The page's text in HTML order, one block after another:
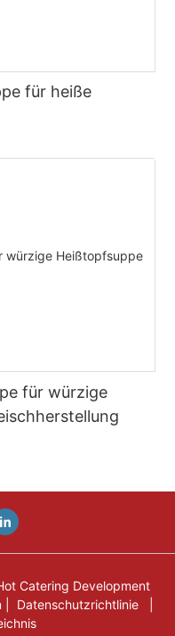
für heiße
für würzige
Catering Development
Datenschutzrichtlinie